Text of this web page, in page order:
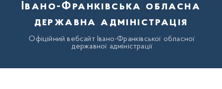
Івано-Франківська обласна
державна адміністрація
Офіційний вебсайт Івано-Франківської обласної
державної адміністрації